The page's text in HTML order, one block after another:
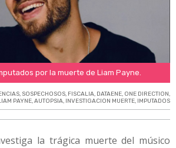
por la muerte de Liam Payne.
, SOSPECHOSOS, FISCALIA, DATAENE, ONE DIRECTION,
PAYNE,AUTOPSIA, INVESTIGACION MUERTE, IMPUTADOS
la trágica muerte del músico